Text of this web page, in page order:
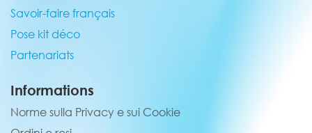
Savoir-faire français
Pose kit déco
Partenariats
Informations
Norme sulla Privacy e sui Cookie